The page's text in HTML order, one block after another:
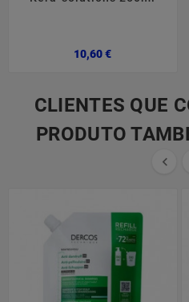
10,60 €Preço
CLIENTES QUE
PRODUTO
